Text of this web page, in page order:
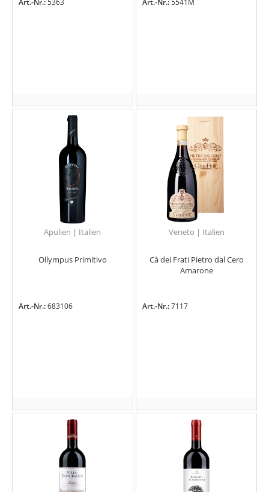
Apulien | Italien
Ollympus Primitivo
Art.-Nr.:683106
Veneto | Italien
Cà dei Frati Pietro dal Cero
Amarone
Art.-Nr.:7117